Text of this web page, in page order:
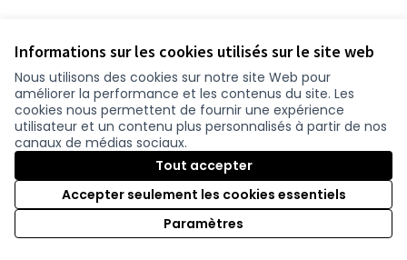
Informations sur les cookies utilisés sur le site web
Nous utilisons des cookies sur notre site Web pour
améliorer la performance et les contenus du site. Les
cookies nous permettent de fournir une expérience
utilisateur et un contenu plus personnalisés à partir de nos
canaux de médias sociaux.
Tout accepter
Accepter seulement les cookies essentiels
Paramètres
Conditions d'utilisation
Paramètres des cookies
participer.loire-atlantique.fr sur Facebook
(Nouvelle fenêtre)
participer.loire-atlantique.fr sur Instagram
(Nouvelle fenêtre)
participer.loire-atlantique.fr sur YouTube
(Nouvelle fenêtre)
Site réalisé grâce aulogiciel libre Decidim
(Nouvelle fenêtre)
.
Licence
(Nouvelle